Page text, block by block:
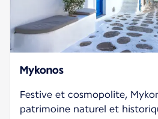
Mykonos
Festive et cosmopolite,
patrimoine naturel et